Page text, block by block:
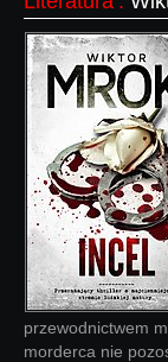
przewodnictwem
morderca nie